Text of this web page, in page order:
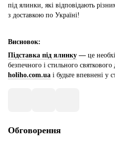
під ялинки, які відповідають
з доставкою по Україні!
Висновок:
Підставка під ялинку — це
безпечного і стильного
holiho.com.ua і будьте впевнені у
Обговорення